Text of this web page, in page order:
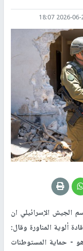
2026-06-21
الجيش الإسرائيلي ان
ألوية المناورة وقال:
- حماية المستوطنات